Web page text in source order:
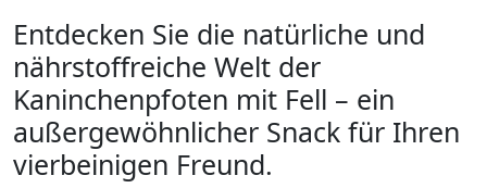
Entdecken Sie die natürliche und
nährstoffreiche Welt der
Kaninchenpfoten mit Fell – ein
außergewöhnlicher Snack für Ihren
vierbeinigen Freund.